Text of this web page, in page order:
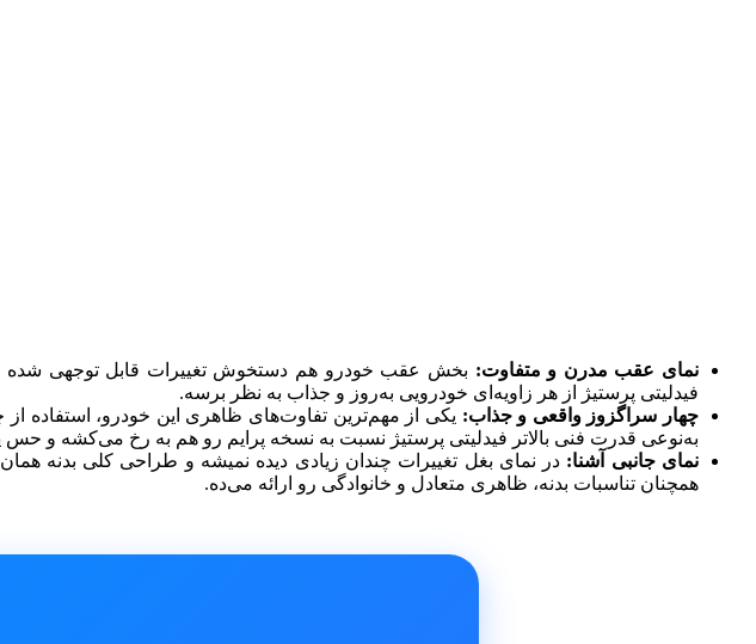
نمای عقب مدرن و متفاوت: بخش عقب خودرو هم دستخوش تغییرات قابل توجهی شده و
فیدلیتی پرستیژ از هر زاویه‌ای خودرویی به‌روز و جذاب به نظر برسه.
چهار سراگزوز واقعی و جذاب: یکی از مهم‌ترین تفاوت‌های ظاهری این خودرو، استفاده
به‌نوعی قدرت فنی بالاتر فیدلیتی پرستیژ نسبت به نسخه پرایم رو هم به رخ می‌کشه و حس
نمای جانبی آشنا: در نمای بغل تغییرات چندان زیادی دیده نمیشه و طراحی کلی بدنه
همچنان تناسبات بدنه، ظاهری متعادل و خانوادگی رو ارائه می‌ده.